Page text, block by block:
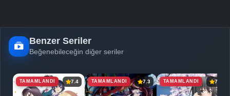
Benzer Seriler
Beğenebileceğin diğer seriler
TAMAMLANDI 7.4 TAMAMLANDI 7.3 TAMAMLANDI 7.8